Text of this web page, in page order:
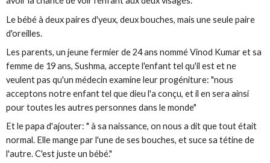
Le bébé à deux paires d'yeux, deux bouches, mais une seule paire
d'oreilles.
Les parents, un jeune fermier de 24 ans nommé Vinod Kumar et sa
femme de 19 ans, Sushma, accepte l'enfant tel qu'il est et ne
veulent pas qu'un médecin examine leur progéniture: "nous
acceptons notre enfant tel que dieu l'a conçu, et il en sera ainsi
pour toutes les autres personnes dans le monde"
Et le papa d'ajouter: " à sa naissance, on nous a dit que tout était
normal. Elle mange par l'une de ses bouches, et suce sa tétine de
l'autre. C'est juste un bébé."